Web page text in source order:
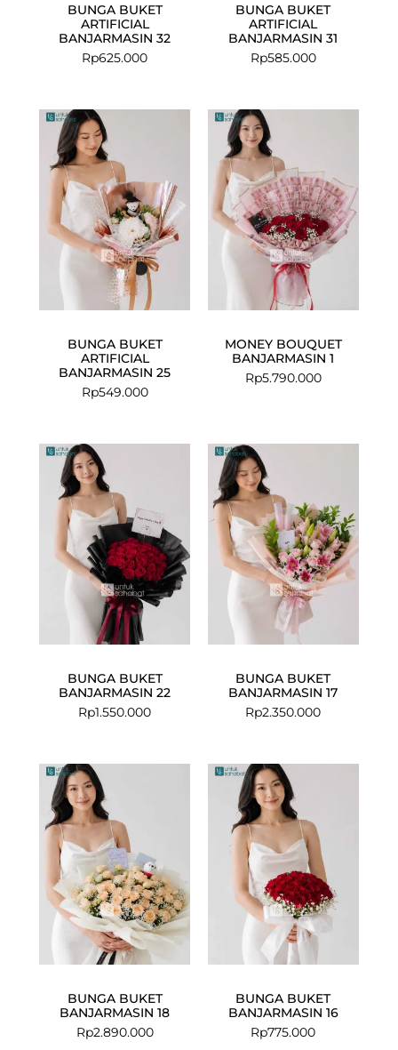
BUNGA BUKET
ARTIFICIAL
BANJARMASIN 32
Rp625.000
BUNGA BUKET
ARTIFICIAL
BANJARMASIN 31
Rp585.000
BUNGA BUKET
ARTIFICIAL
BANJARMASIN 25
Rp549.000
MONEY BOUQUET
BANJARMASIN 1
Rp5.790.000
BUNGA BUKET
BANJARMASIN 22
Rp1.550.000
BUNGA BUKET
BANJARMASIN 17
Rp2.350.000
BUNGA BUKET
BANJARMASIN 18
Rp2.890.000
BUNGA BUKET
BANJARMASIN 16
Rp775.000